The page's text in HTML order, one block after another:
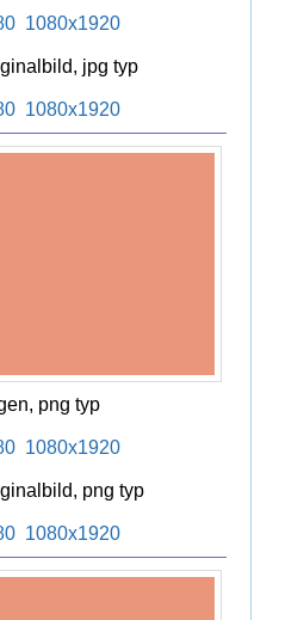
1080x1920
jpg typ
1080x1920
png typ
1080x1920
png typ
1080x1920